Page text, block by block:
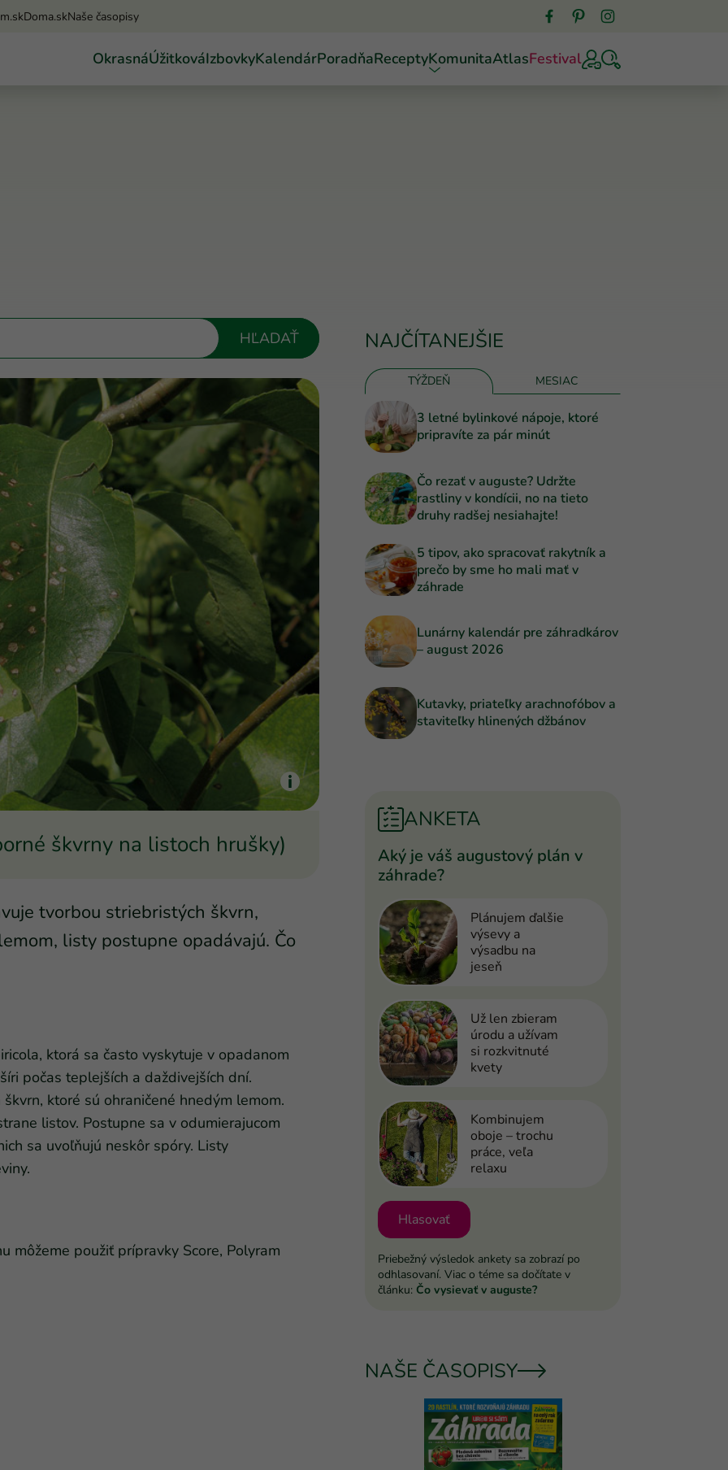
Doma.skNaše časopisy
OkrasnáÚžitkováIzbovkyKalendárPoradňaReceptyKomunitaAtlasFestival
HĽADAŤ
škvrny na listoch hrušky)
tvorbou striebristých škvrn,
listy postupne opadávajú. Čo
ktorá sa často vyskytuje v opadanom
počas teplejších a daždivejších dní.
ktoré sú ohraničené hnedým lemom.
listov. Postupne sa v odumierajucom
sa uvoľňujú neskôr spóry. Listy
môžeme použiť prípravky Score, Polyram
NAJČÍTANEJŠIE
TÝŽDEŇ MESIAC
3 letné bylinkové nápoje, ktoré
pripravíte za pár minút
Čo rezať v auguste? Udržte
rastliny v kondícii, no na tieto
druhy radšej nesiahajte!
5 tipov, ako spracovať rakytník a
prečo by sme ho mali mať v
záhrade
Lunárny kalendár pre záhradkárov
– august 2026
Kutavky, priateľky arachnofóbov a
staviteľky hlinených džbánov
ANKETA
Aký je váš augustový plán v
záhrade?
Plánujem ďalšie
výsevy a
výsadbu na
jeseň
Už len zbieram
úrodu a užívam
si rozkvitnuté
kvety
Kombinujem
oboje – trochu
práce, veľa
relaxu
Hlasovať
Priebežný výsledok ankety sa zobrazí po
odhlasovaní. Viac o téme sa dočítate v
článku: Čo vysievať v auguste?
NAŠE ČASOPISY